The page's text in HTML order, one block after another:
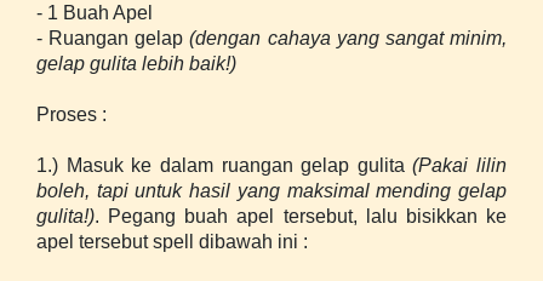
- 1 Buah Apel
- Ruangan gelap(dengan cahaya yang sangat minim,
gelap gulita lebih baik!)
Proses :
1.) Masuk ke dalam ruangan gelap gulita(Pakai lilin
boleh, tapi untuk hasil yang maksimal mending gelap
gulita!). Pegang buah apel tersebut, lalu bisikkan ke
apel tersebut spell dibawah ini :